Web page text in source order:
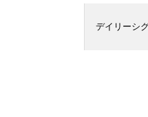
デイリーシ